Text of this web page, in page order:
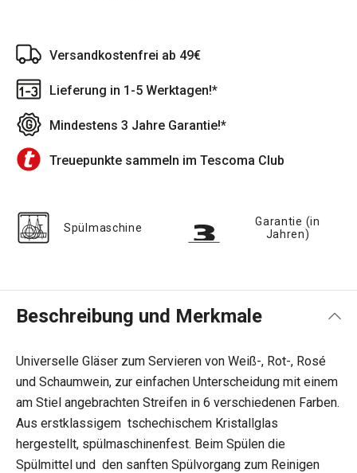
Versandkostenfrei ab 49€
Lieferung in 1-5 Werktagen!*
Mindestens 3 Jahre Garantie!*
Treuepunkte sammeln im Tescoma Club
Spülmaschine
Garantie (in
Jahren)
Beschreibung und Merkmale
Universelle Gläser zum Servieren von Weiß-, Rot-, Rosé
und Schaumwein, zur einfachen Unterscheidung mit einem
am Stiel angebrachten Streifen in 6 verschiedenen Farben.
Aus erstklassigem tschechischem Kristallglas
hergestellt, spülmaschinenfest. Beim Spülen die
Spülmittel und den sanften Spülvorgang zum Reinigen